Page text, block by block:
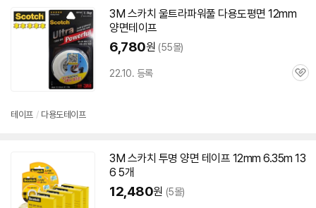
3M 스카치 울트라파워풀 다용도평면 12mm
양면테이프
6,780원 (55몰)
22.10. 등록
관
테이프 / 다용도테이프
3M 스카치 투명 양면 테이프 12mm 6.35m 13
6 5개
12,480원 (5몰)